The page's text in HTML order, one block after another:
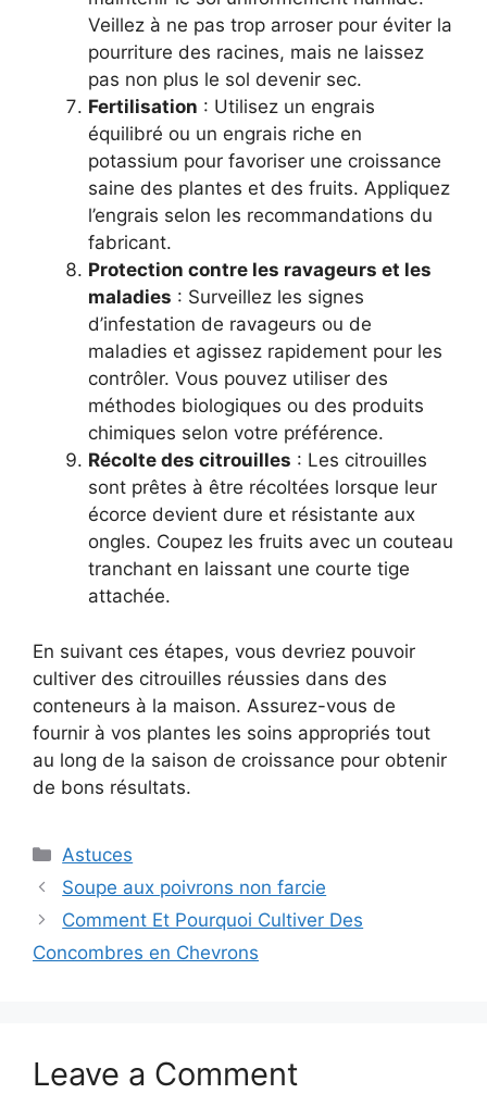
Veillez à ne pas trop arroser pour éviter la
pourriture des racines, mais ne laissez
pas non plus le sol devenir sec.
Fertilisation : Utilisez un engrais
équilibré ou un engrais riche en
potassium pour favoriser une croissance
saine des plantes et des fruits. Appliquez
l’engrais selon les recommandations du
fabricant.
Protection contre les ravageurs et les
maladies : Surveillez les signes
d’infestation de ravageurs ou de
maladies et agissez rapidement pour les
contrôler. Vous pouvez utiliser des
méthodes biologiques ou des produits
chimiques selon votre préférence.
Récolte des citrouilles : Les citrouilles
sont prêtes à être récoltées lorsque leur
écorce devient dure et résistante aux
ongles. Coupez les fruits avec un couteau
tranchant en laissant une courte tige
attachée.
En suivant ces étapes, vous devriez pouvoir
cultiver des citrouilles réussies dans des
conteneurs à la maison. Assurez-vous de
fournir à vos plantes les soins appropriés tout
au long de la saison de croissance pour obtenir
de bons résultats.
Categories
Astuces
Soupe aux poivrons non farcie
Comment Et Pourquoi Cultiver Des
Concombres en Chevrons
Leave a Comment